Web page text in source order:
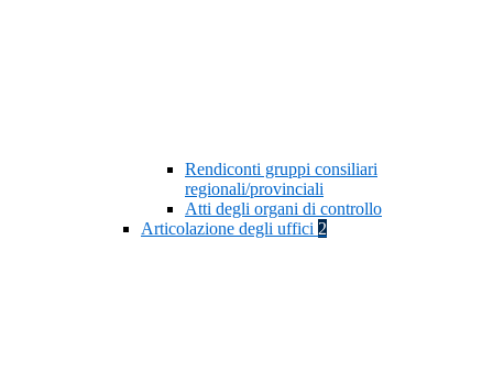
Rendiconti gruppi consiliari
regionali/provinciali
Atti degli organi di controllo
Articolazione degli uffici 2